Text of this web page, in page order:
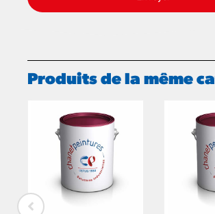
Produits de la même